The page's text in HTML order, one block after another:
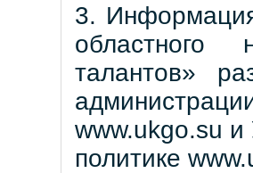
3.
талантов»
www.ukgo.su и
политике